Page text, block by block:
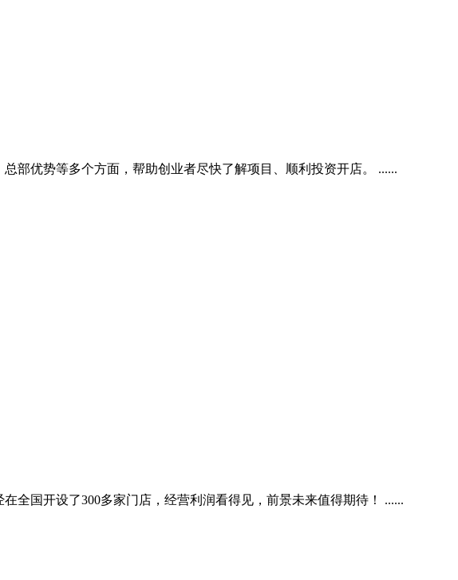
部优势等多个方面，帮助创业者尽快了解项目、顺利投资开店。 ......
全国开设了300多家门店，经营利润看得见，前景未来值得期待！ ......